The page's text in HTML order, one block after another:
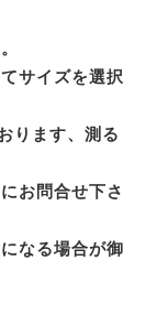
サイズを選択
ります、測る
お問合せ下さ
なる場合が御